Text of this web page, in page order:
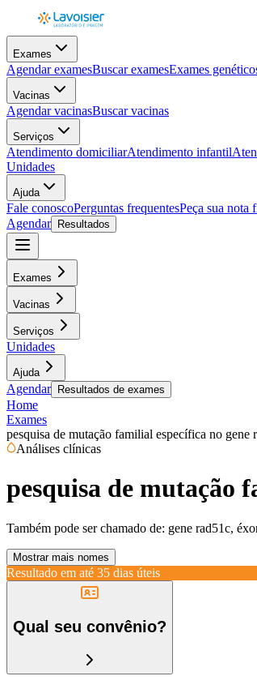
Exames
Agendar examesBuscar examesExames
Vacinas
Agendar vacinasBuscar vacinas
Serviços
Atendimento domiciliarAtendimento infantil
Unidades
Ajuda
Fale conoscoPerguntas frequentesPeça sua nota
Agendar
Resultados
Exames
Vacinas
Serviços
Unidades
Ajuda
Agendar Resultados de exames
Home
Exames
pesquisa de mutação familial específica no gene
Análises clínicas
pesquisa de mutação
Também pode ser chamado de: gene rad51c,
Mostrar mais nomes
Resultado em até 35 dias úteis
Qual seu convênio?